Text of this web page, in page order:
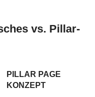
vs. Pillar-
PILLAR PAGE
KONZEPT